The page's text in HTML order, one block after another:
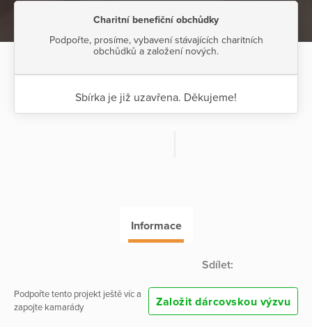
Charitní benefiční obchůdky
Podpořte, prosíme, vybavení stávajících charitních
obchůdků a založení nových.
Sbírka je již uzavřena. Děkujeme!
Informace
Sdílet:
Podpořte tento projekt ještě víc a
zapojte kamarády
Založit dárcovskou výzvu